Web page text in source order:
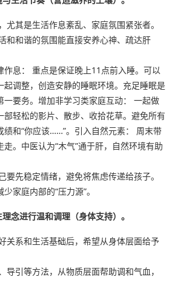
尤其是生活作息紊乱、家庭氛围紧张者。
和和谐的氛围能直接安养心神、疏达肝
作息： 重点是保证晚上11点前入睡。可以
起调整，创造安静的睡眠环境。充足睡眠是
一要务。增加非学习类家庭互动： 一起做
部轻松的影片、散步、收拾花草。避免所有
绩和“你应该……”。引入自然元素： 周末带
。中医认为“木气”通于肝，自然环境有助
要先稳定情绪，避免将焦虑传递给孩子。
家庭内部的“压力源”。
念进行温和调理（身体支持）。
关系和生活基础后，希望从身体层面给予
导引等方法，从物质层面帮助调和气血，